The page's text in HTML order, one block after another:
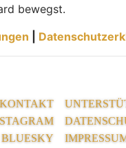
bewegst.
KONTAKT
BLUESKY